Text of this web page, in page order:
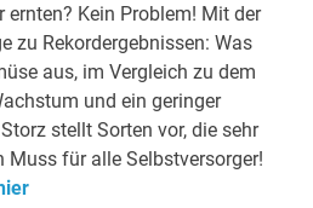
Kein Problem! Mit der
zu Rekordergebnissen: Was
aus, im Vergleich zu dem
und ein geringer
stellt Sorten vor, die sehr
Muss für alle Selbstversorger!